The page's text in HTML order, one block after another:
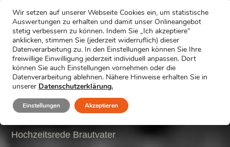
HOCHZEITEN
Hochzeitsrede Brautvater
Wir setzen auf unserer Webseite Cookies ein, um statistische
Auswertungen zu erhalten und damit unser Onlineangebot
stetig verbessern zu können. Indem Sie „Ich akzeptiere“
anklicken, stimmen Sie (jederzeit widerruflich) dieser
Datenverarbeitung zu. In den Einstellungen können Sie Ihre
freiwillige Einwilligung jederzeit individuell anpassen. Dort
können Sie auch Einstellungen vornehmen oder die
Datenverarbeitung ablehnen. Nähere Hinweise erhalten Sie in
unserer Datenschutzerklärung.
Akzeptieren
Einstellungen